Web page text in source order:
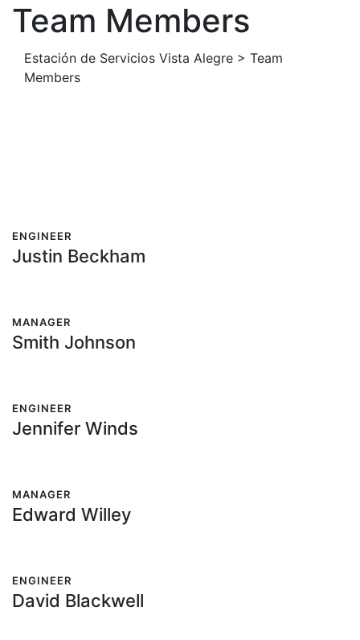
Team Members
Estación de Servicios Vista Alegre > Team
Members
ENGINEER
Justin Beckham
MANAGER
Smith Johnson
ENGINEER
Jennifer Winds
MANAGER
Edward Willey
ENGINEER
David Blackwell